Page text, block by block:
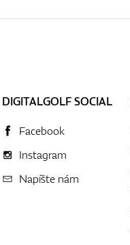
DIGITALGOLF SOCIAL
Facebook
Instagram
Napíšte nám